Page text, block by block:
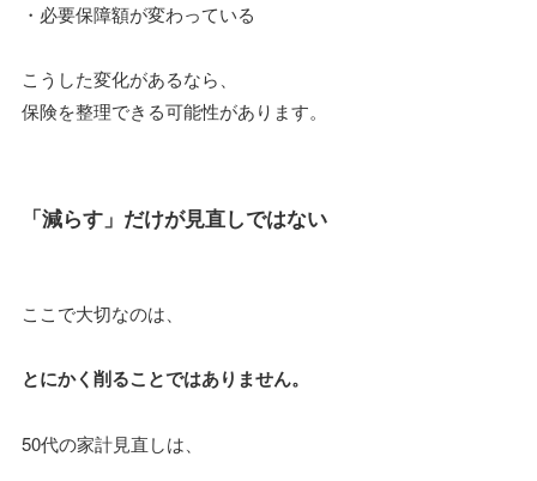
・必要保障額が変わっている
こうした変化があるなら、
保険を整理できる可能性があります。
「減らす」だけが見直しではない
ここで大切なのは、
とにかく削ることではありません。
50代の家計見直しは、